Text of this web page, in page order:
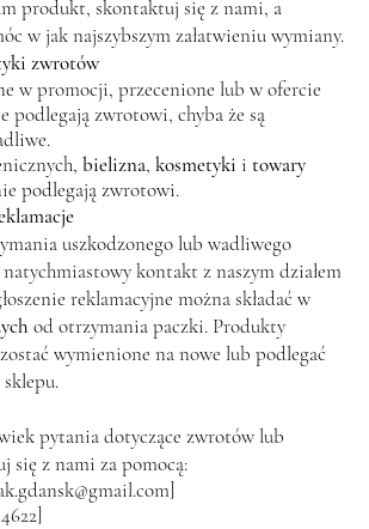
produkt, skontaktuj się z nami, a
w jak najszybszym załatwieniu wymiany.
zwrotów
w promocji, przecenione lub w ofercie
podlegają zwrotowi, chyba że są
bielizna, kosmetyki i towary
podlegają zwrotowi.
uszkodzonego lub wadliwego
kontakt z naszym działem
reklamacyjne można składać w
od otrzymania paczki. Produkty
wymienione na nowe lub podlegać
pytania dotyczące zwrotów lub
się z nami za pomocą:
]